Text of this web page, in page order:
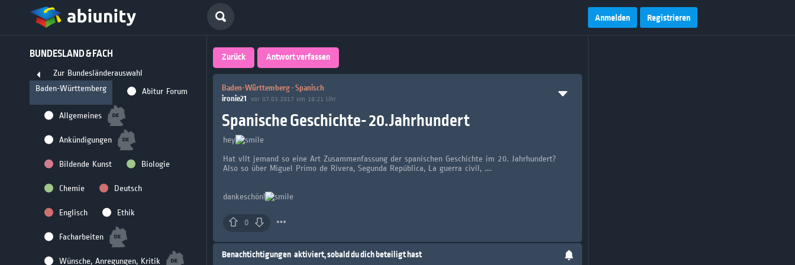
Anmelden Registrieren
BUNDESLAND & FACH
Zur Bundesländerauswahl
Baden-Württemberg
Abitur Forum
Allgemeines
Ankündigungen
Bildende Kunst Biologie
Chemie Deutsch
Englisch Ethik
Facharbeiten
Wünsche, Anregungen, Kritik
Deutschlands
größte Plattform
für Abiturienten
Zurück Antwort verfassen
Baden-Württemberg - Spanisch
ironie21
vor 07.03.2017 um 18:21 Uhr
Spanische Geschichte- 20.Jahrhundert
hey
Hat vllt jemand so eine Art Zusammenfassung der spanischen Geschichte im 20. Jahrhundert?
Also so über Miguel Primo de Rivera, Segunda República, La guerra civil, ....
dankeschön!
0
Benachtichtigungen aktiviert, sobald du dich beteiligt hast